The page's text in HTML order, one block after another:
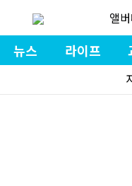
앨
뉴스 라이프